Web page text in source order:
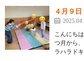
４月９
こんにち
つ月から
ラハラド